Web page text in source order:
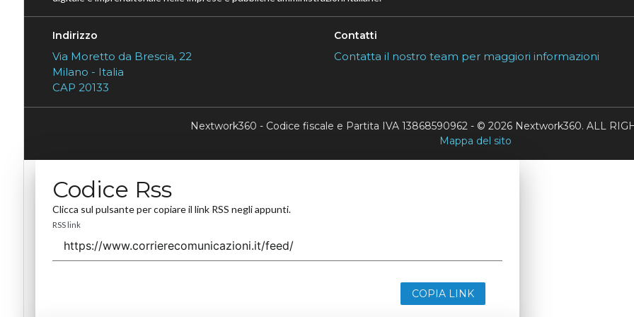
Indirizzo
Via Moretto da Brescia, 22
Milano - Italia
CAP 20133
Contatti
Contatta il nostro team per maggiori informazioni
Nextwork360 - Codice fiscale e Partita IVA 13868590962 - © 2026 Nextwork360. ALL
Mappa del sito
Codice Rss
Clicca sul pulsante per copiare il link RSS negli appunti.
RSS link
COPIA LINK